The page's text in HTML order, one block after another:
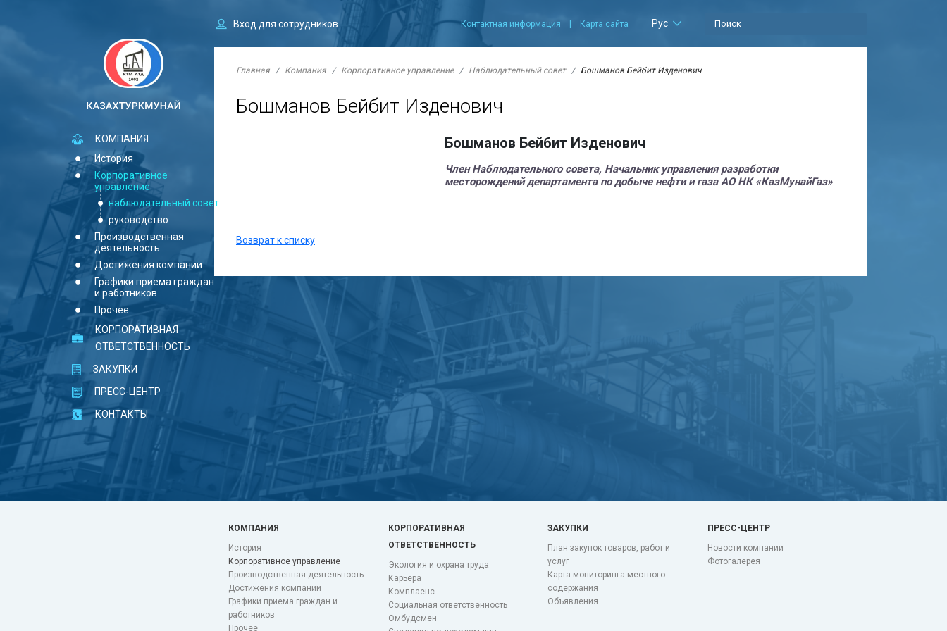
Вход для сотрудников Контактная информация | Карта сайта Рус
КОМПАНИЯ
История
Корпоративное
управление
наблюдательный совет
руководство
Производственная
деятельность
Достижения компании
Графики приема граждан
и работников
Прочее
КОРПОРАТИВНАЯ
ОТВЕТСТВЕННОСТЬ
ЗАКУПКИ
ПРЕСС-ЦЕНТР
КОНТАКТЫ
Главная Компания Корпоративное управление Наблюдательный совет Бошманов Бейбит Изденович
Бошманов Бейбит Изденович
Бошманов Бейбит Изденович
Член Наблюдательного совета, Начальник управления разработки
месторождений департамента по добыче нефти и газа АО НК «КазМунайГаз»
Возврат к списку
КОМПАНИЯ
История
Корпоративное управление
Производственная деятельность
Достижения компании
Графики приема граждан и
работников
Прочее
КОРПОРАТИВНАЯ
ОТВЕТСТВЕННОСТЬ
Экология и охрана труда
Карьера
Комплаенс
Социальная ответственность
Омбудсмен
ЗАКУПКИ
План закупок товаров, работ и
услуг
Карта мониторинга местного
содержания
Объявления
ПРЕСС-ЦЕНТР
Новости компании
Фотогалерея